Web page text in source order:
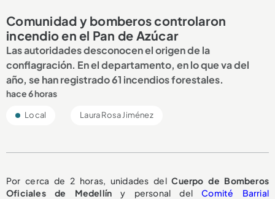
Comunidad y bomberos controlaron
incendio en el Pan de Azúcar
Las autoridades desconocen el origen de la
conflagración. En el departamento, en lo que va del
año, se han registrado 61 incendios forestales.
hace 6 horas
Local Laura Rosa Jiménez
Por cerca de 2 horas, unidades delCuerpo de Bomberos
Oficiales de Medellín y personal delComité Barrial